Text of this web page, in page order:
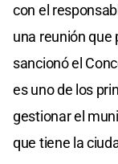
con el
una reunión que
sancionó el
es uno de los
gestionar el
que tiene la